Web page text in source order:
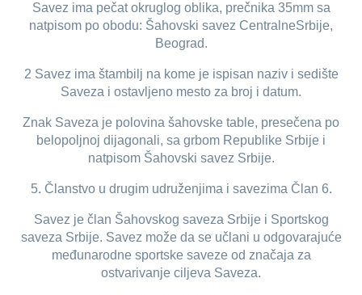
Savez ima pečat okruglog oblika, prečnika 35mm sa
natpisom po obodu: Šahovski savez CentralneSrbije,
Beograd.
2 Savez ima štambilj na kome je ispisan naziv i sedište
Saveza i ostavljeno mesto za broj i datum.
Znak Saveza je polovina šahovske table, presečena po
belopoljnoj dijagonali, sa grbom Republike Srbije i
natpisom Šahovski savez Srbije.
5. Članstvo u drugim udruženjima i savezima Član 6.
Savez je član Šahovskog saveza Srbije i Sportskog
saveza Srbije. Savez može da se učlani u odgovarajuće
međunarodne sportske saveze od značaja za
ostvarivanje ciljeva Saveza.